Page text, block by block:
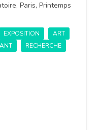
Paris, Printemps
EXPOSITION
ART
RECHERCHE